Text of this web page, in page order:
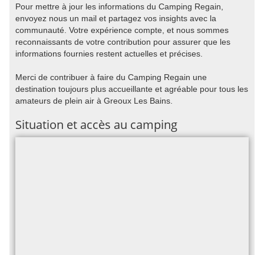
Pour mettre à jour les informations du Camping Regain,
envoyez nous un mail et partagez vos insights avec la
communauté. Votre expérience compte, et nous sommes
reconnaissants de votre contribution pour assurer que les
informations fournies restent actuelles et précises.
Merci de contribuer à faire du Camping Regain une
destination toujours plus accueillante et agréable pour tous les
amateurs de plein air à Greoux Les Bains.
Situation et accès au camping